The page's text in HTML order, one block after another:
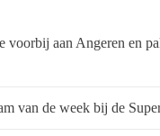
voorbij aan Angeren en
van de week bij de